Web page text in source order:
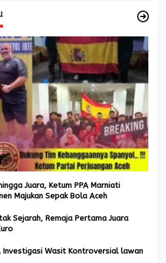
Juara, Ketum PPA Marniati
Majukan Sepak Bola Aceh
Sejarah, Remaja Pertama Juara
Investigasi Wasit Kontroversial lawan